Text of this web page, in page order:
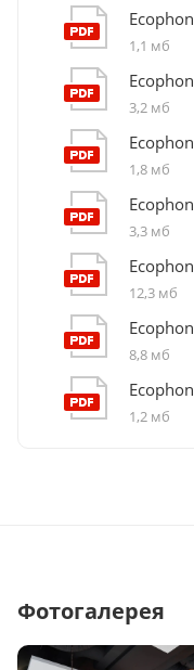
1,1 мб
3,2 мб
1,8 мб
3,3 мб
12,3 мб
8,8 мб
1,2 мб
Фотогалерея